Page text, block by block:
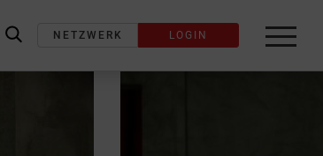
label_search
NETZWERK LOGIN